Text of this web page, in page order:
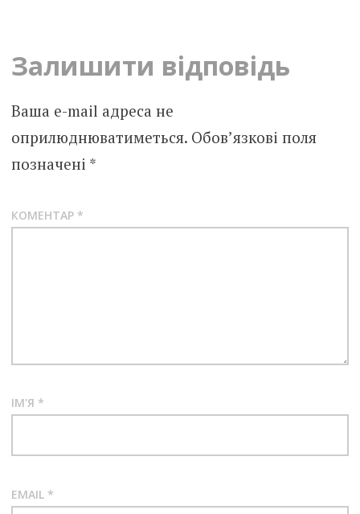
Залишити відповідь
Ваша e-mail адреса не
оприлюднюватиметься. Обов’язкові поля
позначені *
КОМЕНТАР *
ІМ'Я *
EMAIL *